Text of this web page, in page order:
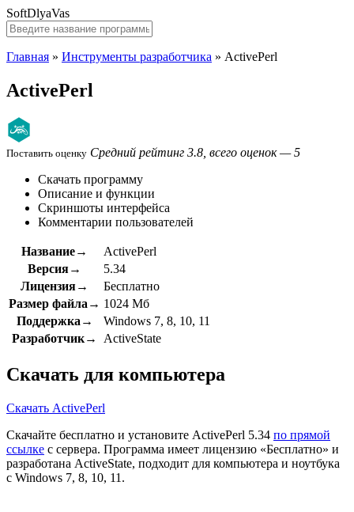
SoftDlyaVas
Главная » Инструменты разработчика » ActivePerl
ActivePerl
Поставить оценку Средний рейтинг 3.8, всего оценок — 5
Скачать программу
Описание и функции
Скриншоты интерфейса
Комментарии пользователей
Название→
ActivePerl
Версия→
5.34
Лицензия→
Бесплатно
Размер файла→ 1024 Мб
Поддержка→
Windows 7, 8, 10, 11
Разработчик→
ActiveState
Скачать для компьютера
Скачать ActivePerl
Скачайте бесплатно и установите ActivePerl 5.34 по прямой
ссылке с сервера. Программа имеет лицензию «Бесплатно» и
разработана ActiveState, подходит для компьютера и ноутбука
с Windows 7, 8, 10, 11.